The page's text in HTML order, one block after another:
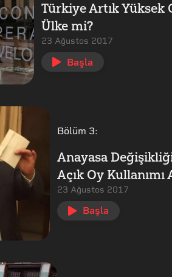
Türkiye Artık Yüksek
Ülke mi?
23 Ağustos 2017
Başla
Bölüm 3:
Anayasa
Açık Oy Kullanımı
23 Ağustos 2017
Başla